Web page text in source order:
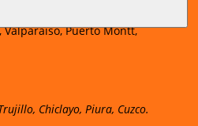
Alto, Antofagasta, Viña
Puerto Montt,
, Chiclayo, Piura, Cuzco.